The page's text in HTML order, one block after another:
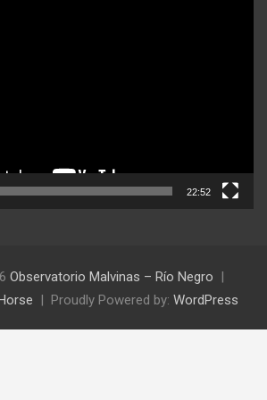
22:52
Observatorio Malvinas – Río Negro
Proudly Powered by: WordPress